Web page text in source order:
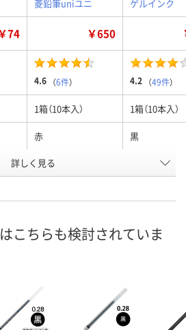
菱鉛筆uniユニ ゲルインク
74 ￥650
4.6 （6件） 4.2 （49件）
1箱（10本入） 1箱（10本入）
赤 黒
545672
8月11日（火）
詳しく見る
こちらも検討されていま